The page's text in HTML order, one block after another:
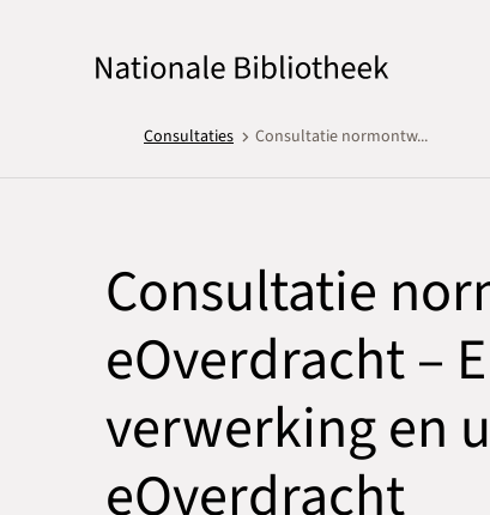
Consultaties Consultatie normontw...
Consultatie
eOverdracht –
verwerking en
eOverdracht